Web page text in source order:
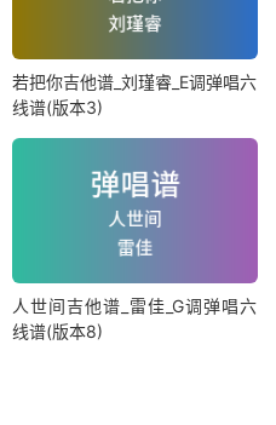
若把你吉他谱_刘瑾睿_E调弹唱六
线谱(版本3)
人世间吉他谱_雷佳_G调弹唱六
线谱(版本8)